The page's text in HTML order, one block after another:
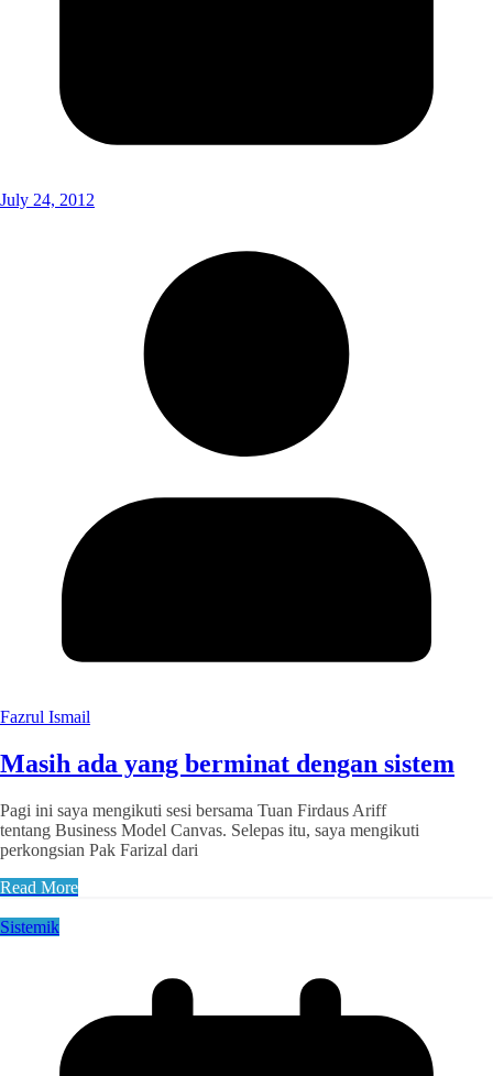
July 24, 2012
Fazrul Ismail
Masih ada yang berminat dengan sistem
Pagi ini saya mengikuti sesi bersama Tuan Firdaus Ariff
tentang Business Model Canvas. Selepas itu, saya mengikuti
perkongsian Pak Farizal dari
Read More
Sistemik